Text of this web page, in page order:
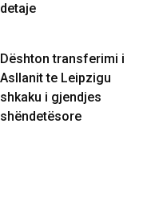
detaje
Dështon transferimi i
Asllanit te Leipzigu
shkaku i gjendjes
shëndetësore